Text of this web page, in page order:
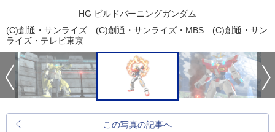
HG ビルドバーニングガンダム
(C)創通・サンライズ (C)創通・サンライズ・MBS (C)創通・サン
ライズ・テレビ東京
この写真の記事へ